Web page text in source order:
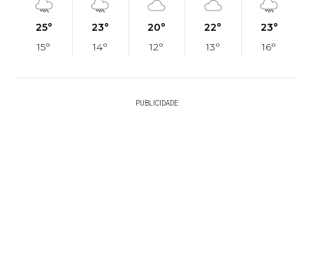
25°
15°
23°
14°
20°
12°
22°
13°
23°
16°
PUBLICIDADE